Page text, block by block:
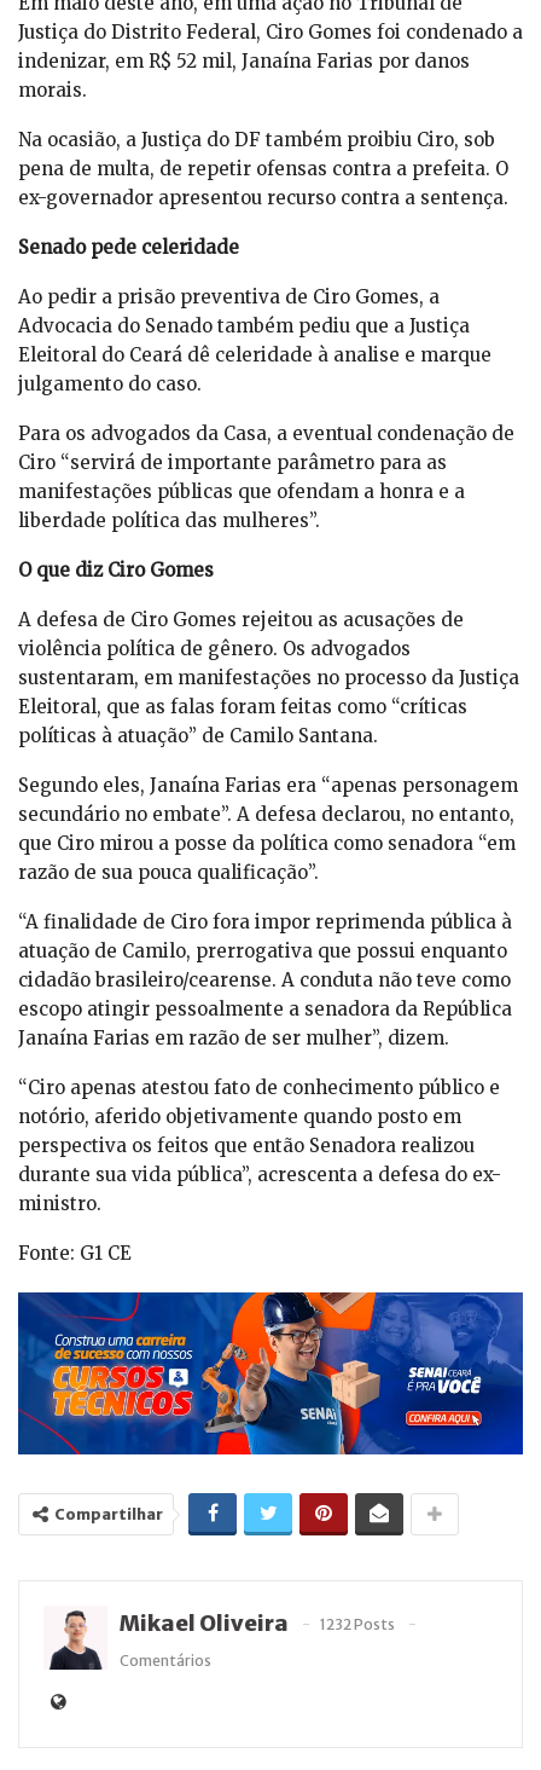
Justiça do Distrito Federal, Ciro Gomes foi condenado a
indenizar, em R$ 52 mil, Janaína Farias por danos
morais.
Na ocasião, a Justiça do DF também proibiu Ciro, sob
pena de multa, de repetir ofensas contra a prefeita. O
ex-governador apresentou recurso contra a sentença.
Senado pede celeridade
Ao pedir a prisão preventiva de Ciro Gomes, a
Advocacia do Senado também pediu que a Justiça
Eleitoral do Ceará dê celeridade à analise e marque
julgamento do caso.
Para os advogados da Casa, a eventual condenação de
Ciro “servirá de importante parâmetro para as
manifestações públicas que ofendam a honra e a
liberdade política das mulheres”.
O que diz Ciro Gomes
A defesa de Ciro Gomes rejeitou as acusações de
violência política de gênero. Os advogados
sustentaram, em manifestações no processo da Justiça
Eleitoral, que as falas foram feitas como “críticas
políticas à atuação” de Camilo Santana.
Segundo eles, Janaína Farias era “apenas personagem
secundário no embate”. A defesa declarou, no entanto,
que Ciro mirou a posse da política como senadora “em
razão de sua pouca qualificação”.
“A finalidade de Ciro fora impor reprimenda pública à
atuação de Camilo, prerrogativa que possui enquanto
cidadão brasileiro/cearense. A conduta não teve como
escopo atingir pessoalmente a senadora da República
Janaína Farias em razão de ser mulher”, dizem.
“Ciro apenas atestou fato de conhecimento público e
notório, aferido objetivamente quando posto em
perspectiva os feitos que então Senadora realizou
durante sua vida pública”, acrescenta a defesa do ex-
ministro.
Fonte: G1 CE
Compartilhar
Mikael Oliveira
1232 Posts
Comentários